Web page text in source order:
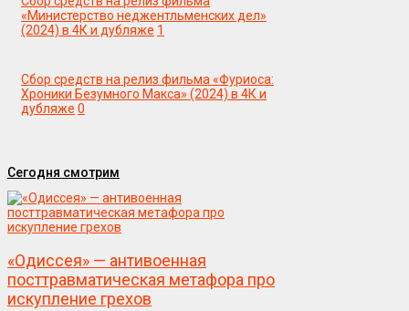
«Министерство неджентльменских дел»
(2024) в 4К и дубляже 1
Сбор средств на релиз фильма «Фуриоса:
Хроники Безумного Макса» (2024) в 4К и
дубляже 0
Сегодня смотрим
«Одиссея» — антивоенная
посттравматическая метафора про
искупление грехов